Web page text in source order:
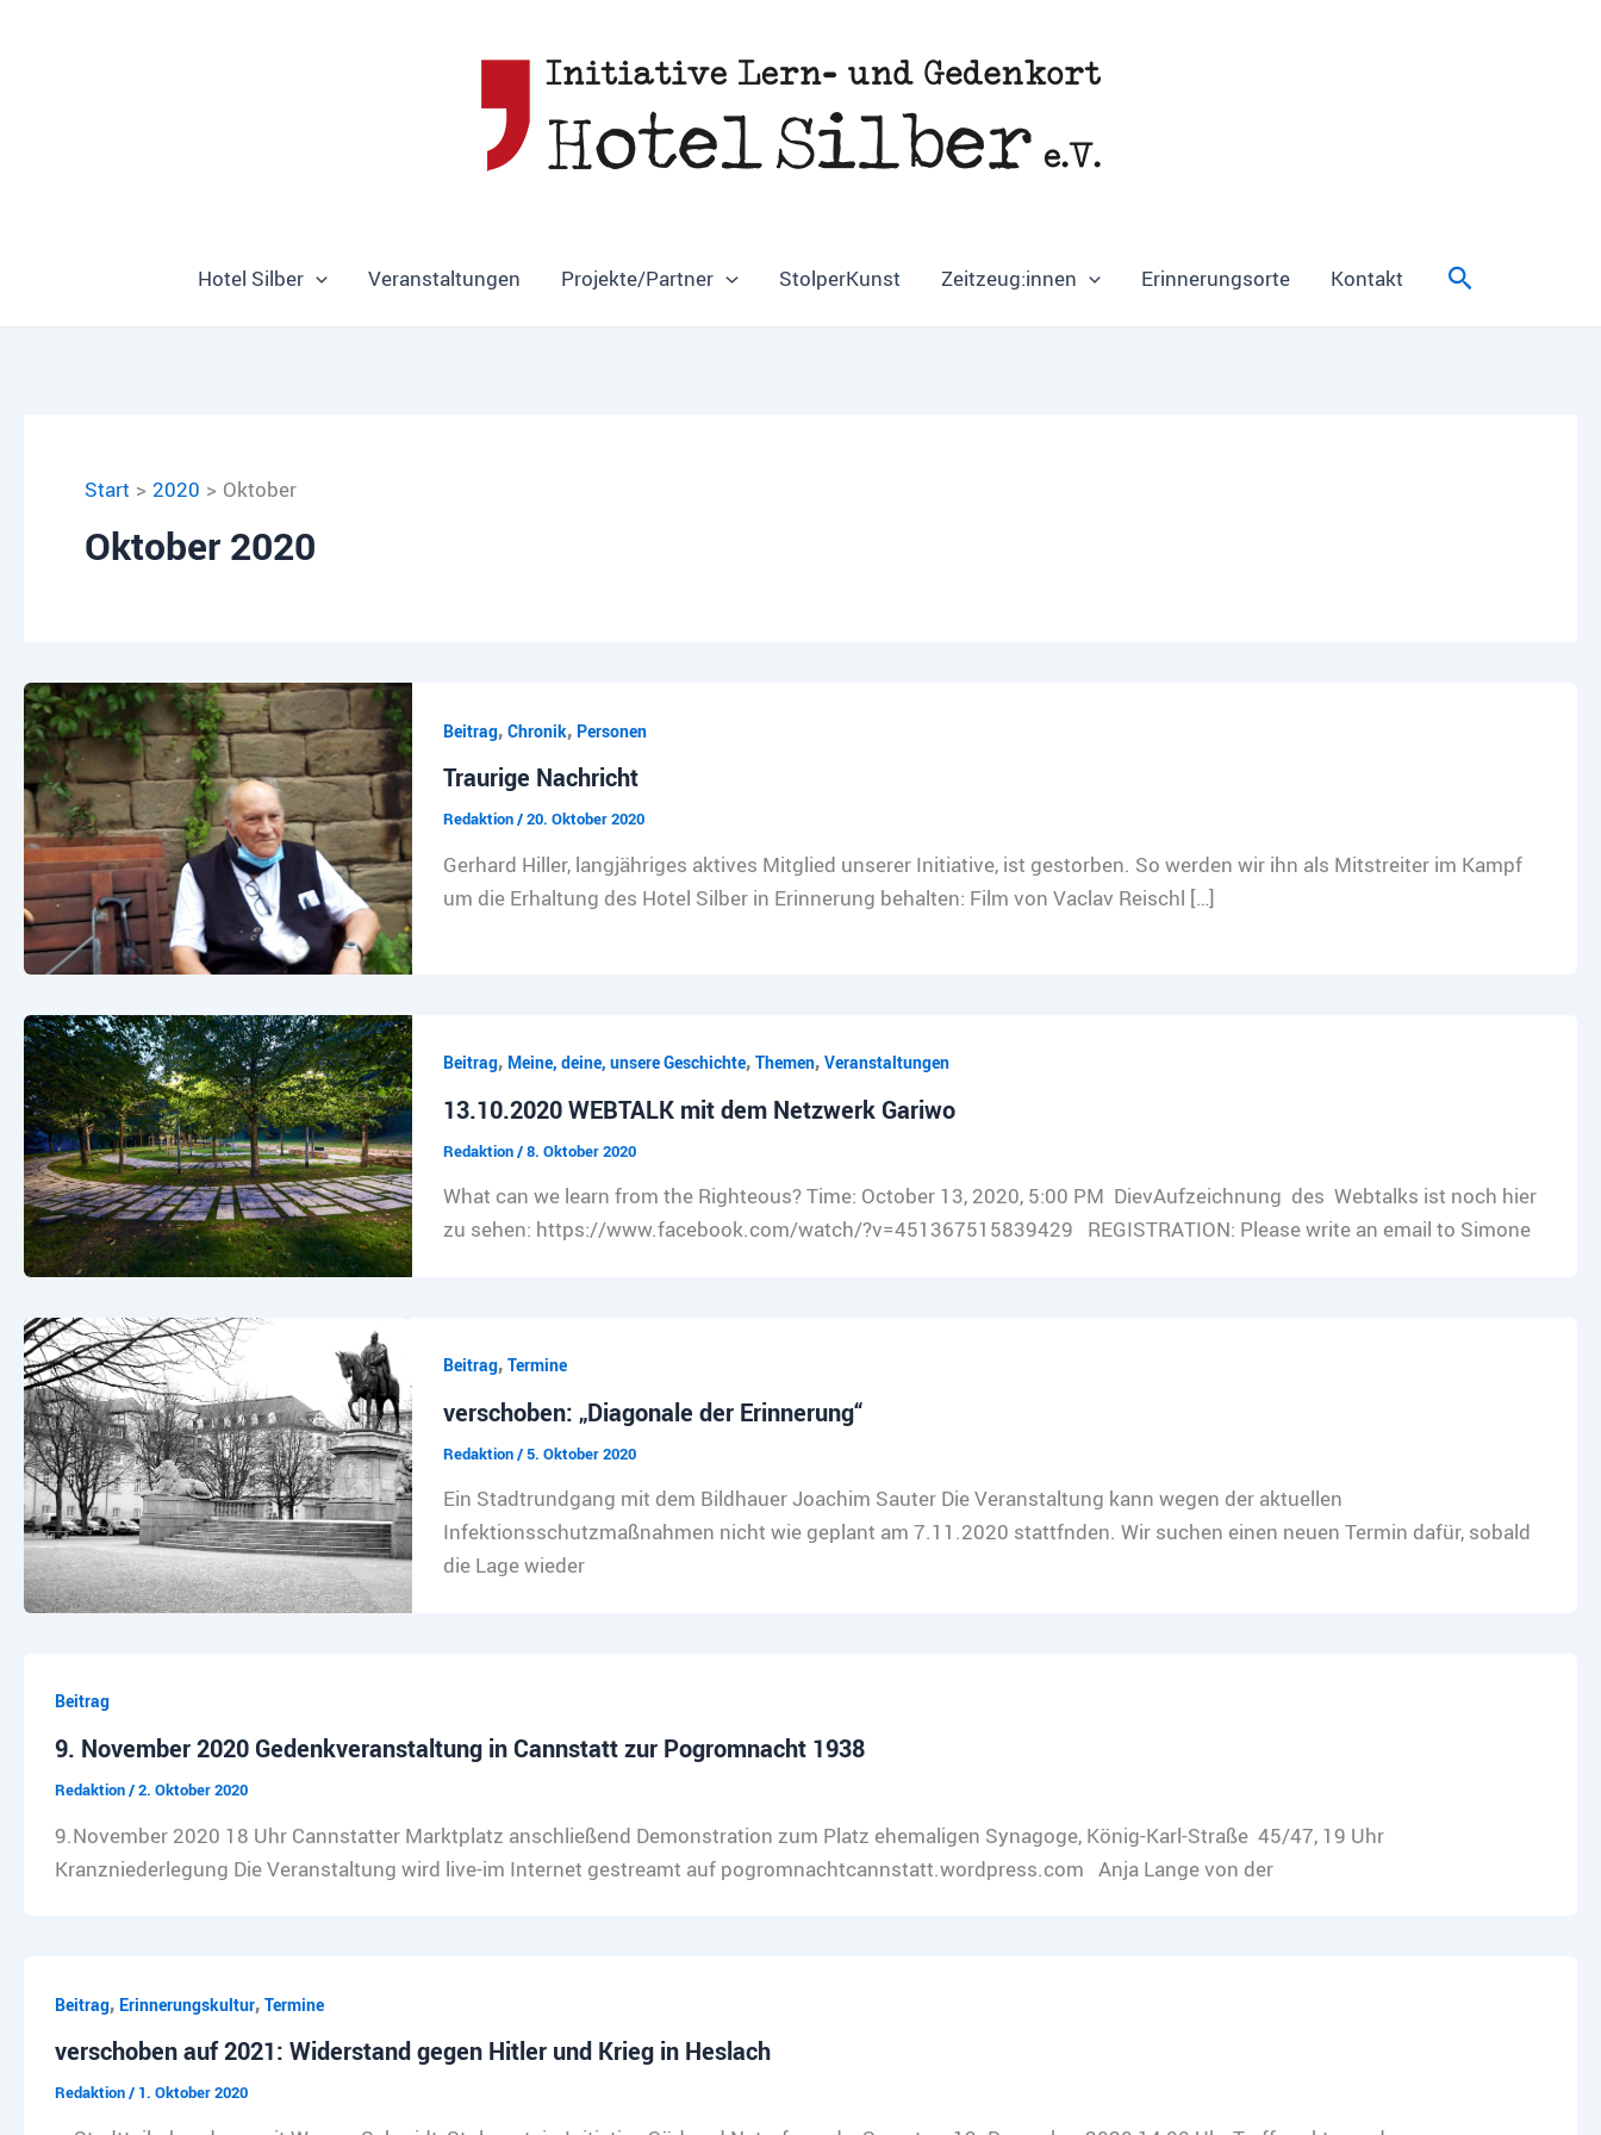
Hotel Silber Veranstaltungen Projekte/Partner StolperKunst Zeitzeug:innen Erinnerungsorte Kontakt Suchen
Start 2020 Oktober
Oktober 2020
Beitrag, Chronik, Personen
Traurige Nachricht
Redaktion/20. Oktober 2020
Gerhard Hiller, langjähriges aktives Mitglied unserer Initiative, ist gestorben. So werden wir ihn als Mitstreiter im Kampf
um die Erhaltung des Hotel Silber in Erinnerung behalten: Film von Vaclav Reischl […]
Beitrag, Meine, deine, unsere Geschichte, Themen, Veranstaltungen
13.10.2020 WEBTALK mit dem Netzwerk Gariwo
Redaktion/8. Oktober 2020
What can we learn from the Righteous? Time: October 13, 2020, 5:00 PM DievAufzeichnung des Webtalks ist noch hier
zu sehen: https://www.facebook.com/watch/?v=451367515839429 REGISTRATION: Please write an email to Simone
Beitrag, Termine
verschoben: „Diagonale der Erinnerung“
Redaktion/5. Oktober 2020
Ein Stadtrundgang mit dem Bildhauer Joachim Sauter Die Veranstaltung kann wegen der aktuellen
Infektionsschutzmaßnahmen nicht wie geplant am 7.11.2020 stattfnden. Wir suchen einen neuen Termin dafür, sobald
die Lage wieder
Beitrag
9. November 2020 Gedenkveranstaltung in Cannstatt zur Pogromnacht 1938
Redaktion/2. Oktober 2020
9.November 2020 18 Uhr Cannstatter Marktplatz anschließend Demonstration zum Platz ehemaligen Synagoge, König-Karl-Straße 45/47, 19 Uhr
Kranzniederlegung Die Veranstaltung wird live-im Internet gestreamt auf pogromnachtcannstatt.wordpress.com Anja Lange von der
Beitrag, Erinnerungskultur, Termine
verschoben auf 2021: Widerstand gegen Hitler und Krieg in Heslach
Redaktion/ 1. Oktober 2020